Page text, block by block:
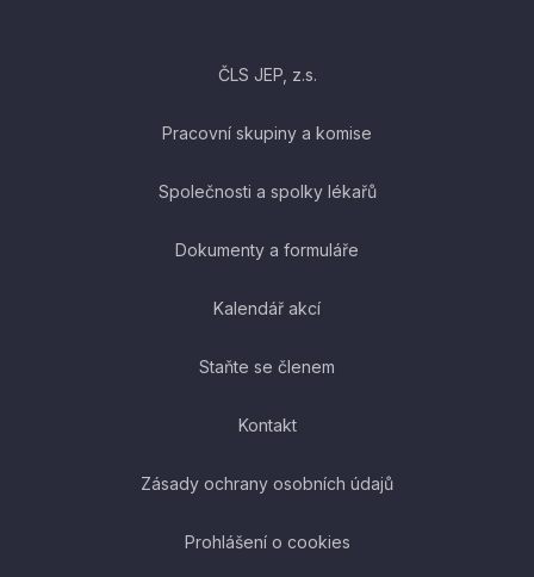
ČLS JEP, z.s.
Pracovní skupiny a komise
Společnosti a spolky lékařů
Dokumenty a formuláře
Kalendář akcí
Staňte se členem
Kontakt
Zásady ochrany osobních údajů
Prohlášení o cookies